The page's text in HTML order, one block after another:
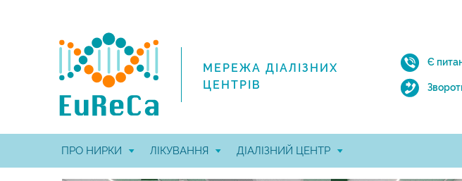
МЕРЕЖА ДІАЛІЗНИХ
ЦЕНТРІВ
Є
ПРО НИРКИ ЛІКУВАННЯ ДІАЛІЗНИЙ ЦЕНТР